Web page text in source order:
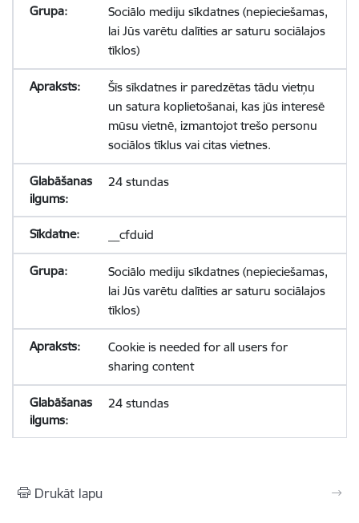
Sociālo mediju sīkdatnes (nepieciešamas,
lai Jūs varētu dalīties ar saturu sociālajos
tīklos)
Šīs sīkdatnes ir paredzētas tādu vietņu
un satura koplietošanai, kas jūs interesē
mūsu vietnē, izmantojot trešo personu
sociālos tīklus vai citas vietnes.
24 stundas
__cfduid
Sociālo mediju sīkdatnes (nepieciešamas,
lai Jūs varētu dalīties ar saturu sociālajos
tīklos)
Cookie is needed for all users for
sharing content
24 stundas
Drukāt lapu